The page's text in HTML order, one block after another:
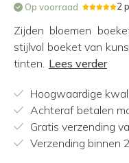
Op voorraad 2
Zijden bloemen
stijlvol boeket van
tinten. Lees verder
Hoogwaardige
Achteraf betalen
Gratis verzending
Verzending binnen